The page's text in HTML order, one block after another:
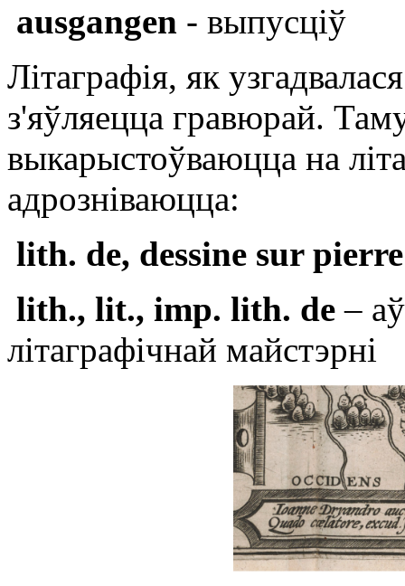
ausgangen - выпусціў
Літаграфія, як
з'яўляецца гравюрай.
выкарыстоўваюцца на
адрозніваюцца:
lith. de, dessine sur
lith., lit., imp. lith. de –
літаграфічнай майстэрні